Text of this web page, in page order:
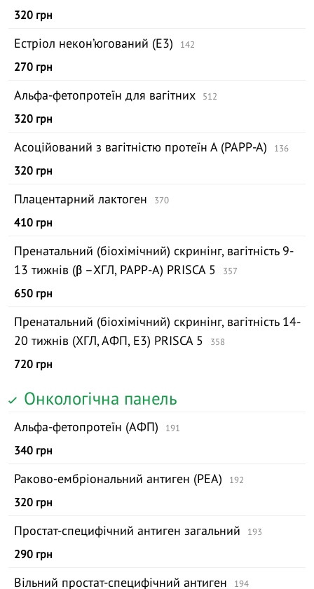
320 грн
Естріол некон’югований (Е3) 142
270 грн
Альфа-фетопротеїн для вагітних 512
320 грн
Асоційований з вагітністю протеїн А (РАРР-А) 136
320 грн
Плацентарний лактоген 370
410 грн
Пренатальний (біохімічний) скринінг, вагітність 9-
13 тижнів (β –ХГЛ, PAPP-А) PRISCA 5
357
650 грн
Пренатальний (біохімічний) скринінг, вагітність 14-
20 тижнів (ХГЛ, АФП, Е3) PRISCA 5
358
720 грн
Онкологічна панель
Альфа-фетопротеїн (АФП) 191
340 грн
Раково-ембріональний антиген (РЕА) 192
320 грн
Простат-специфічний антиген загальний 193
290 грн
Вільний простат-специфічний антиген 194